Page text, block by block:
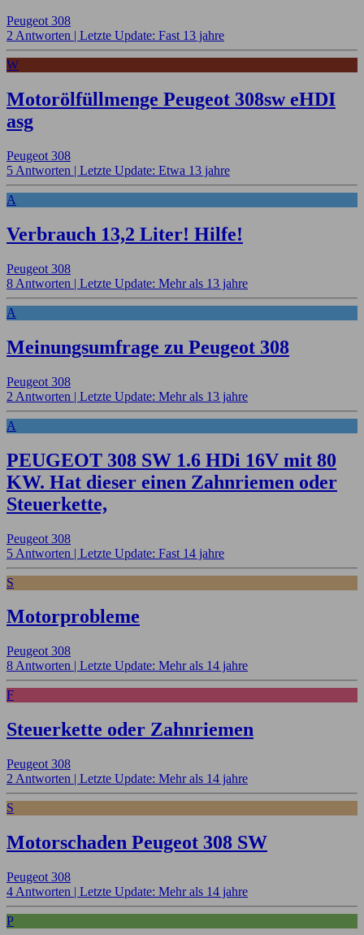
Peugeot 308
2 Antworten | Letzte Update: Fast 13 jahre
W
Motorölfüllmenge Peugeot 308sw eHDI
asg
Peugeot 308
5 Antworten | Letzte Update: Etwa 13 jahre
A
Verbrauch 13,2 Liter! Hilfe!
Peugeot 308
8 Antworten | Letzte Update: Mehr als 13 jahre
A
Meinungsumfrage zu Peugeot 308
Peugeot 308
2 Antworten | Letzte Update: Mehr als 13 jahre
A
PEUGEOT 308 SW 1.6 HDi 16V mit 80
KW. Hat dieser einen Zahnriemen oder
Steuerkette,
Peugeot 308
5 Antworten | Letzte Update: Fast 14 jahre
S
Motorprobleme
Peugeot 308
8 Antworten | Letzte Update: Mehr als 14 jahre
F
Steuerkette oder Zahnriemen
Peugeot 308
2 Antworten | Letzte Update: Mehr als 14 jahre
S
Motorschaden Peugeot 308 SW
Peugeot 308
4 Antworten | Letzte Update: Mehr als 14 jahre
P